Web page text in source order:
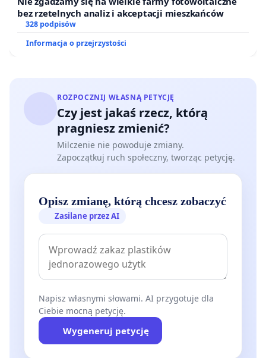
bez rzetelnych analiz i akceptacji mieszkańców
328 podpisów
Informacja o przejrzystości
ROZPOCZNIJ WŁASNĄ PETYCJĘ
Czy jest jakaś rzecz, którą
pragniesz zmienić?
Milczenie nie powoduje zmiany.
Zapoczątkuj ruch społeczny, tworząc petycję.
Opisz zmianę, którą chcesz zobaczyć
Zasilane przez AI
Napisz własnymi słowami. AI przygotuje dla
Ciebie mocną petycję.
Wygeneruj petycję